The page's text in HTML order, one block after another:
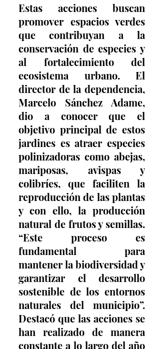
Estas acciones buscan
promover espacios verdes
que contribuyan a la
conservación de especies y
al fortalecimiento del
ecosistema urbano. El
director de la dependencia,
Marcelo Sánchez Adame,
dio a conocer que el
objetivo principal de estos
jardines es atraer especies
polinizadoras como abejas,
mariposas, avispas y
colibríes, que faciliten la
reproducción de las plantas
y con ello, la producción
natural de frutos y semillas.
“Este proceso es
fundamental para
mantener la biodiversidad y
garantizar el desarrollo
sostenible de los entornos
naturales del municipio”.
Destacó que las acciones se
han realizado de manera
constante a lo largo del año